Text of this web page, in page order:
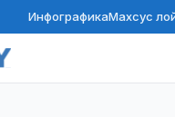
ИнфографикаМахсус